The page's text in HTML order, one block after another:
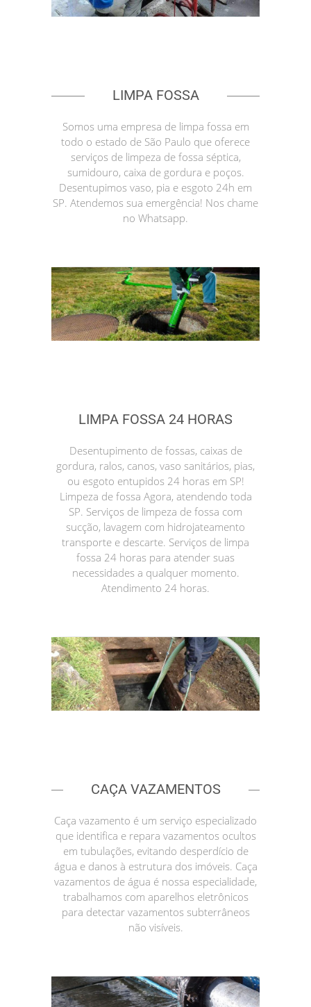
LIMPA FOSSA
Somos uma empresa de limpa fossa em
todo o estado de São Paulo que oferece
serviços de limpeza de fossa séptica,
sumidouro, caixa de gordura e poços.
Desentupimos vaso, pia e esgoto 24h em
SP. Atendemos sua emergência! Nos chame
no Whatsapp.
LIMPA FOSSA 24 HORAS
Desentupimento de fossas, caixas de
gordura, ralos, canos, vaso sanitários, pias,
ou esgoto entupidos 24 horas em SP!
Limpeza de fossa Agora, atendendo toda
SP. Serviços de limpeza de fossa com
sucção, lavagem com hidrojateamento
transporte e descarte. Serviços de limpa
fossa 24 horas para atender suas
necessidades a qualquer momento.
Atendimento 24 horas.
CAÇA VAZAMENTOS
Caça vazamento é um serviço especializado
que identifica e repara vazamentos ocultos
em tubulações, evitando desperdício de
água e danos à estrutura dos imóveis. Caça
vazamentos de água é nossa especialidade,
trabalhamos com aparelhos eletrônicos
para detectar vazamentos subterrâneos
não visíveis.